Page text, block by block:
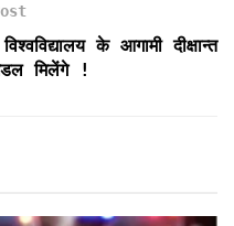
के आगामी दीक्षान्त
मिलेंगे !